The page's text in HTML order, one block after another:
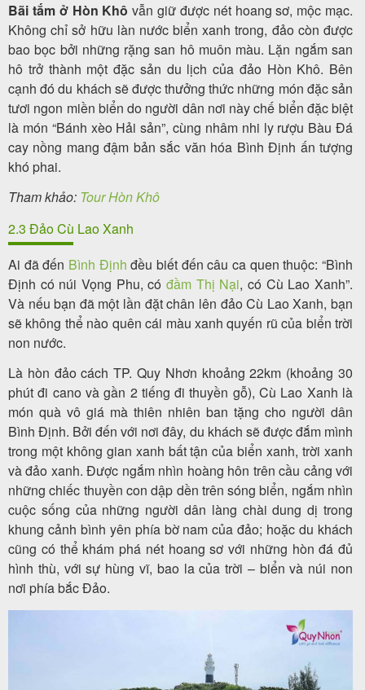
Bãi tắm ở Hòn Khô vẫn giữ được nét hoang sơ, mộc mạc.
Không chỉ sở hữu làn nước biển xanh trong, đảo còn được
bao bọc bởi những rặng san hô muôn màu. Lặn ngắm san
hô trở thành một đặc sản du lịch của đảo Hòn Khô. Bên
cạnh đó du khách sẽ được thưởng thức những món đặc sản
tươi ngon miền biển do người dân nơi này chế biển đặc biệt
là món “Bánh xèo Hải sản”, cùng nhâm nhi ly rượu Bàu Đá
cay nồng mang đậm bản sắc văn hóa Bình Định ấn tượng
khó phai.
Tham khảo: Tour Hòn Khô
2.3 Đảo Cù Lao Xanh
Ai đã đến Bình Định đều biết đến câu ca quen thuộc: “Bình
Định có núi Vọng Phu, có đầm Thị Nại, có Cù Lao Xanh”.
Và nếu bạn đã một lần đặt chân lên đảo Cù Lao Xanh, bạn
sẽ không thể nào quên cái màu xanh quyến rũ của biển trời
non nước.
Là hòn đảo cách TP. Quy Nhơn khoảng 22km (khoảng 30
phút đi cano và gần 2 tiếng đi thuyền gỗ), Cù Lao Xanh là
món quà vô giá mà thiên nhiên ban tặng cho người dân
Bình Định. Bởi đến với nơi đây, du khách sẽ được đắm mình
trong một không gian xanh bất tận của biển xanh, trời xanh
và đảo xanh. Được ngắm nhìn hoàng hôn trên cầu cảng với
những chiếc thuyền con dập dền trên sóng biển, ngắm nhìn
cuộc sống của những người dân làng chài dung dị trong
khung cảnh bình yên phía bờ nam của đảo; hoặc du khách
cũng có thể khám phá nét hoang sơ với những hòn đá đủ
hình thù, với sự hùng vĩ, bao la của trời – biển và núi non
nơi phía bắc Đảo.